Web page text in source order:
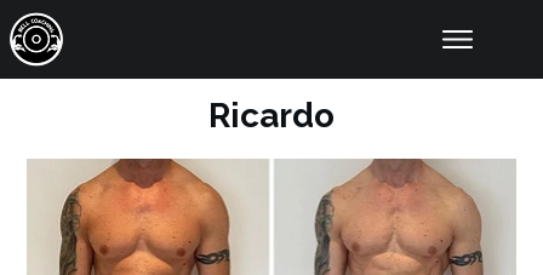
Online Coaching
Tools
Artikelen
Over Ons
Contact
Ricardo